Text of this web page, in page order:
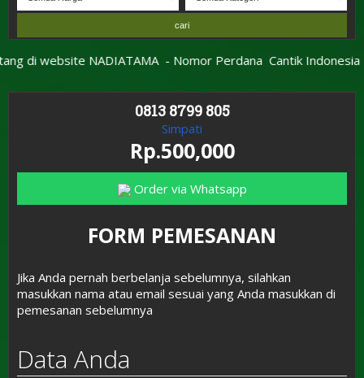
di website NADIATAMA - Nomor Perdana Cantik Indonesia-
0813 8799 805
Simpati
Rp.500,000
Order via Whatsapp
FORM PEMESANAN
Jika Anda pernah berbelanja sebelumnya, silahkan
masukkan nama atau email sesuai yang Anda masukkan di
pemesanan sebelumnya
Data Anda